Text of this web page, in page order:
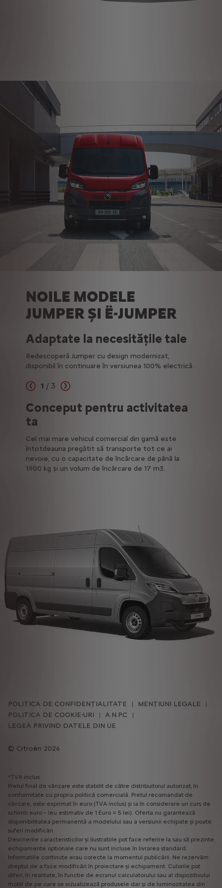
NOILE MODELE
JUMPER ŞI Ë-JUMPER
Adaptate la necesitățile tale
Redescoperă Jumper cu design modernizat,
disponibil în continuare în versiunea 100% electrică.
Précédent
1 / 3
Conceput pentru activitatea
ta
Cel mai mare vehicul comercial din gamă este
întotdeauna pregătit să transporte tot ce ai
nevoie, cu o capacitate de încărcare de până la
1.900 kg și un volum de încărcare de 17 m3.
Suivant
Citroën 2026
POLITICA DE CONFIDENȚIALITATE
MENȚIUNI LEGALE
POLITICA DE COOKIE-URI
A.N.P.C
LEGEA PRIVIND DATELE DIN UE
*TVA inclus
Pretul final de vânzare este stabilit de către distribuitorul autorizat, în
conformitate cu propria politică comercială. Pretul recomandat de
vânzare, este exprimat în euro (TVA inclus) și ia în considerare un curs de
schimb euro – leu estimativ de 1 Euro = 5 lei). Oferta nu garantează
disponibilitatea permanentă a modelului sau a versiunii echipate și poate
suferi modificări.
Descrierile caracteristicilor și ilustratiile pot face referire la sau să prezinte
echipamente optionale care nu sunt incluse în livrarea standard.
Informatiile continute erau corecte la momentul publicării. Ne rezervăm
dreptul de a face modificări în proiectare și echipament. Culorile pot
diferi, în realitate, în functie de ecranul calculatorului sau al dispozitivului
mobil de pe care se vizualizează produsele dar și de luminozitatea din